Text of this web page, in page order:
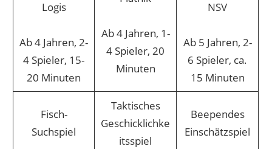
Logis
Ab 4 Jahren, 2-
4 Spieler, 15-
20 Minuten
Ab 4 Jahren, 1-
4 Spieler, 20
Minuten
NSV
Ab 5 Jahren, 2-
6 Spieler, ca.
15 Minuten
Fisch-
Suchspiel
Taktisches
Geschicklichke
itsspiel
Beependes
Einschätzspiel